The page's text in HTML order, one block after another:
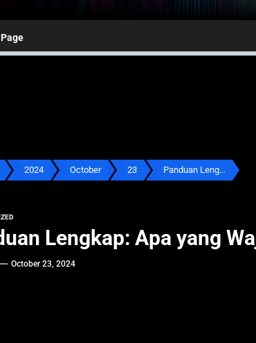
2024 October 23 Panduan Leng...
Lengkap: Apa yang
October 23, 2024